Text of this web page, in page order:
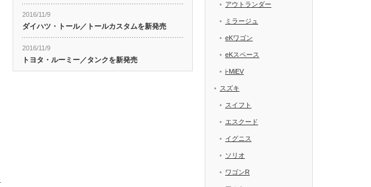
2016/11/9
ダイハツ・トール／トールカスタムを新発売
2016/11/9
トヨタ・ルーミー／タンクを新発売
アウトランダー
ミラージュ
eKワゴン
eKスペース
i-MiEV
スズキ
スイフト
エスクード
イグニス
ソリオ
ワゴンR